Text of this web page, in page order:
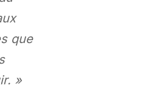
que
»